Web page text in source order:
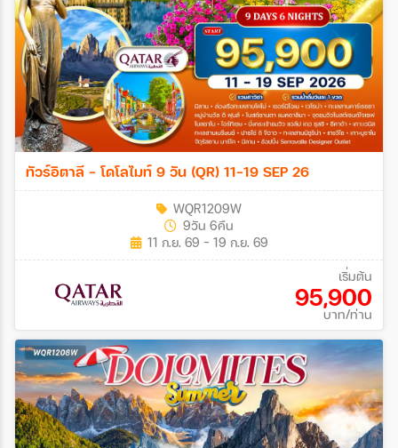
ทัวร์อิตาลี - โดโลไมท์ 9 วัน (QR) 11-19 SEP 26
WQR1209W
9วัน 6คืน
11 ก.ย. 69 - 19 ก.ย. 69
เริ่มต้น
95,900
บาท/ท่าน